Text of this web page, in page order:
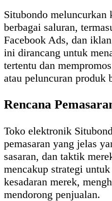
Situbondo meluncurkan
berbagai saluran,
Facebook Ads, dan
ini dirancang untuk
tertentu dan
atau peluncuran produk
Rencana
Toko elektronik
pemasaran yang jelas
sasaran, dan taktik
mencakup strategi
kesadaran merek,
mendorong penjualan.